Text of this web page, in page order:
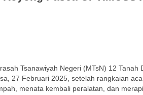
Tsanawiyah Negeri (MTsN) 12
27 Februari 2025, setelah rangkaian
menata kembali peralatan, dan